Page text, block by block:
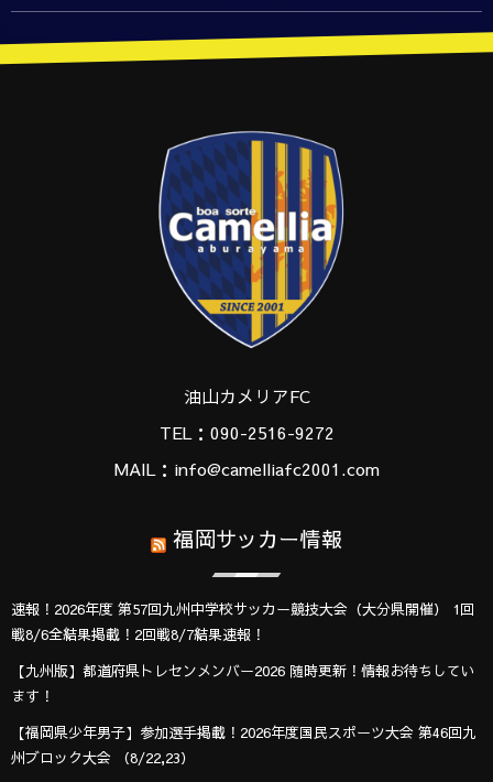
油山カメリアFC
TEL：090-2516-9272
MAIL：info@camelliafc2001.com
福岡サッカー情報
速報！2026年度 第57回九州中学校サッカー競技大会（大分県開催） 1回
戦8/6全結果掲載！2回戦8/7結果速報！
【九州版】都道府県トレセンメンバー2026 随時更新！情報お待ちしてい
ます！
【福岡県少年男子】参加選手掲載！2026年度国民スポーツ大会 第46回九
州ブロック大会 （8/22,23）